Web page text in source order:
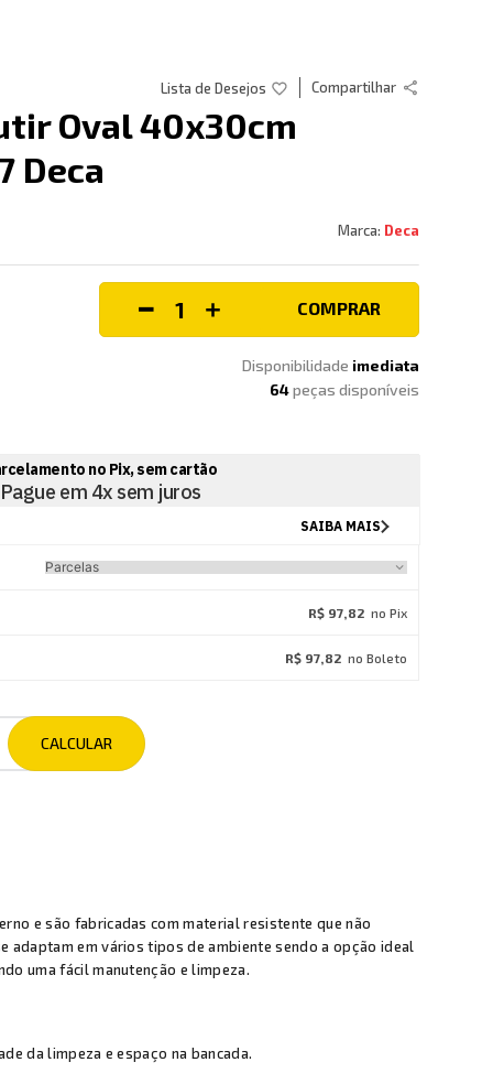
Compartilhar
Oval 40x30cm
Deca
Deca
COMPRAR
Disponibilidade imediata
64peças disponíveis
R$ 97,82 no Pix
R$ 97,82 no Boleto
e são fabricadas com material resistente que não
adaptam em vários tipos de ambiente sendo a opção ideal
uma fácil manutenção e limpeza.
da limpeza e espaço na bancada.